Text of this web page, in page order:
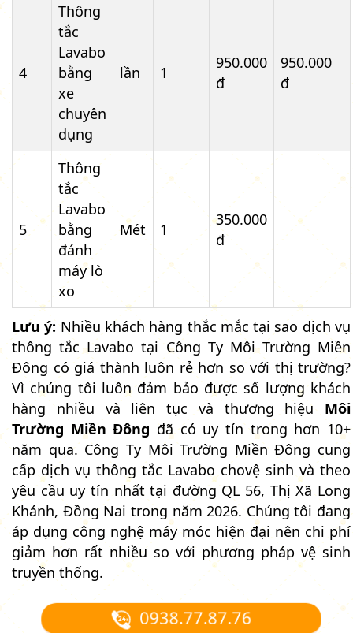
4
Thông
tắc
Lavabo
bằng
xe
chuyên
dụng
lần 1
950.000
đ
950.000
đ
5
Thông
tắc
Lavabo
bằng
đánh
máy lò
xo
Mét 1
350.000
đ
Lưu ý: Nhiều khách hàng thắc mắc tại sao dịch vụ
thông tắc Lavabo tại Công Ty Môi Trường Miền
Đông có giá thành luôn rẻ hơn so với thị trường?
Vì chúng tôi luôn đảm bảo được số lượng khách
hàng nhiều và liên tục và thương hiệu Môi
Trường Miền Đông đã có uy tín trong hơn 10+
năm qua. Công Ty Môi Trường Miền Đông cung
cấp dịch vụ thông tắc Lavabo chovệ sinh và theo
yêu cầu uy tín nhất tại đường QL 56, Thị Xã Long
Khánh, Đồng Nai trong năm 2026. Chúng tôi đang
áp dụng công nghệ máy móc hiện đại nên chi phí
giảm hơn rất nhiều so với phương pháp vệ sinh
truyền thống.
0938.77.87.76